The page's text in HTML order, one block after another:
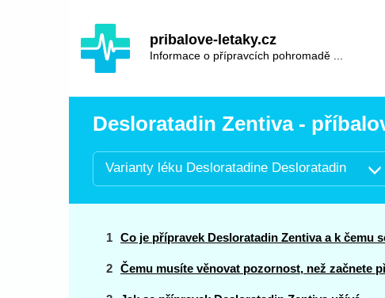
pribalove-letaky.cz
Informace o přípravcích pohromadě ...
Hlavní
navigace
Desloratadin Zentiva -
Varianty léku Desloratadine Desloratadin
Co je přípravek Desloratadin Zentiva a k čemu
Čemu musíte věnovat pozornost, než začnete